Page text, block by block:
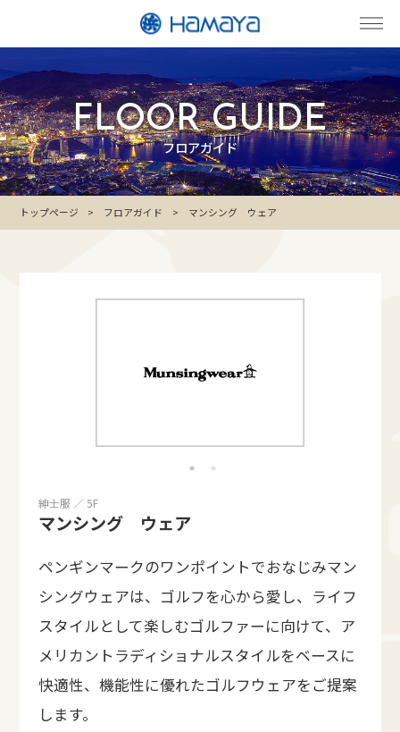
FLOOR GUIDE
フロアガイド
トップページ フロアガイド マンシング ウェア
紳士服 ／ 5F
マンシング ウェア
ペンギンマークのワンポイントでおなじみマン
シングウェアは、ゴルフを心から愛し、ライフ
スタイルとして楽しむゴルファーに向けて、ア
メリカントラディショナルスタイルをベースに
快適性、機能性に優れたゴルフウェアをご提案
します。